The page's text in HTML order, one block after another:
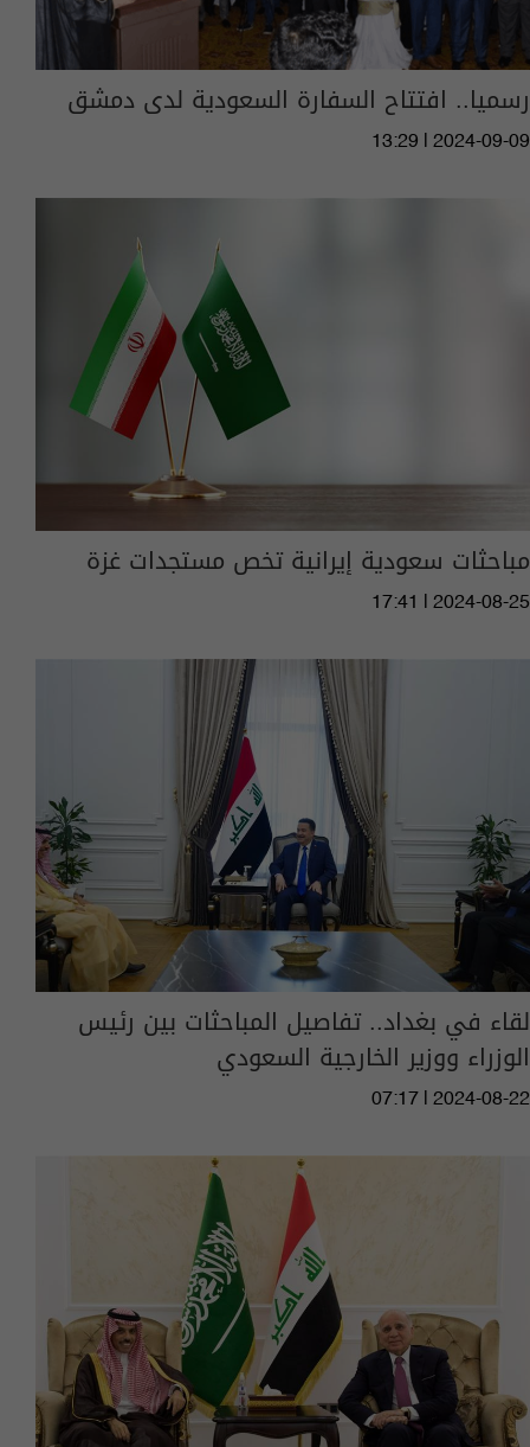
رسميا.. افتتاح السفارة السعودية لدى دمشق
13:29 | 2024-09-09
مباحثات سعودية إيرانية تخص مستجدات غزة
17:41 | 2024-08-25
لقاء في بغداد.. تفاصيل المباحثات بين رئيس
الوزراء ووزير الخارجية السعودي
07:17 | 2024-08-22